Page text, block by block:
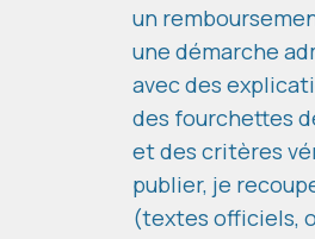
un
une démarche
avec des
des fourchettes
et des critères
publier, je
(textes officiels,